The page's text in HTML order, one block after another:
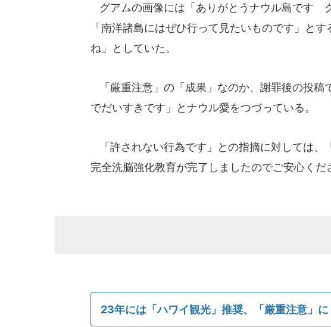
グアムの画像には「ありがとうナウル島です
「南洋諸島にはぜひ行って見たいものです」と
ね」としていた。
「厳重注意」の「成果」なのか、謝罪後の投稿
でだいすきです」とナウル愛をつづっている。
「許されない行為です」との指摘に対しては、
完全洗脳強化教育が完了しましたのでご安心くだ
23年には「ハワイ観光」推奨、「厳重注意」に